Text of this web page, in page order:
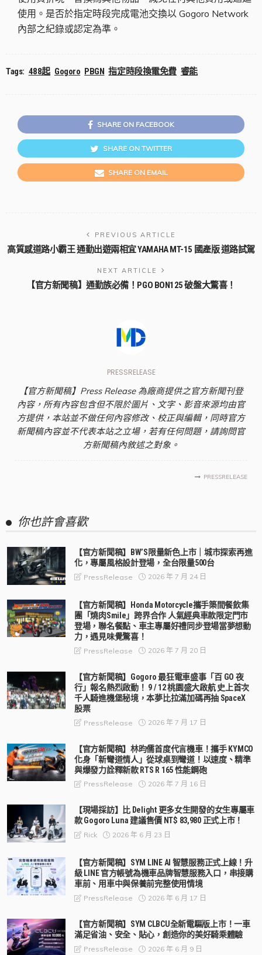
使用。是否於指定時段完成電池交換以 Gogoro Network
內部之紀錄或認定為準。
Tags: 488起 Gogoro PBGN 指定時段換電免費 睿能
SHARE ON FACEBOOK
SHARE ON TWITTER
SHARE ON EMAIL
PREVIOUS ARTICLE
高質感道路小霸王 通勤出遊兩相宜 YAMAHA MT-15 國產版 道路試駕
NEXT ARTICLE
【官方新聞稿】通勤族必備！PGO BON125 破盤大驚喜！
PRESSRELEASE
【官方新聞稿】Press Release 為廠商提供之官方新聞刊登
內容，所有內容包含但不限於圖片、文字、影音來源均由官
方提供，本站並不做任何內容修改、校正與編輯，同時官方
新聞稿內容並不代表本站之立場，若有任何問題，請詢問官
方新聞稿內敘述之對象。
PRESSRELEASE
你也許會喜歡
【官方新聞稿】BW’S限量新色上市｜城市探索再進
化，專屬風格設計登場，全台限量500台
PressRelease 2026 年 7 月 24 日
【官方新聞稿】Honda Motorcycle攜手築間餐飲集
團「燒肉Smile」跨界合作 人氣經典車款限定門市
登場，聯名餐點、車主專屬好禮同步登場當夢想動
力，遇見味覺驚喜！
PressRelease 2026 年 7 月 20 日
【官方新聞稿】Gogoro 最狂電車盛事「百 GO 夜
行」報名熱烈啟動！ 9 / 12 桃園盛大啟航 史上首次
千人騎進機堡秘境，本夢比拉滿加碼再抽 SpaceX
股票
PressRelease 2026 年 7 月 17 日
【官方新聞稿】林昀儒首度代言機車！攜手 KYMCO
化身「新彎道情人」從球桌到彎道！以速度、精準
與爆發力詮釋新款 RTS R 165 性能鋼砲
PressRelease 2026 年 7 月 16 日
【現場採訪】比 Delight 更多女生開發的女生專屬車
款 Gogoro Luna 建議售價 NT$ 83,980 正式上市！
Rick 2026 年 6 月 23 日
【官方新聞稿】SYM LINE AI 智慧服務正式上線！升
級 LINE 官方帳號為機車品牌智慧服務入口，串接購
車前、用車中與保養前完整使用情境
PressRelease 2026 年 6 月 17 日
【官方新聞稿】SYM CLBCU全新電驅版上市！一車
滿足省油、安全、貼心，創造你的美好騎乘體驗
PressRelease 2026 年 6 月 9 日